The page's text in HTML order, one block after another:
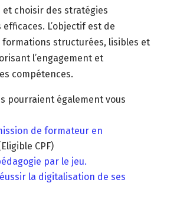
et choisir des stratégies
L’objectif est de
formations structurées, lisibles et
l’engagement et
compétences.
pourraient également vous
de formateur en
CPF)
par le jeu.
la digitalisation de ses